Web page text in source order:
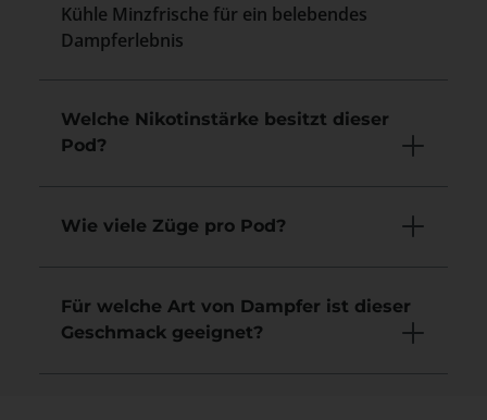
Kühle Minzfrische für ein belebendes
Dampferlebnis
Welche Nikotinstärke besitzt dieser
Pod?
Wie viele Züge pro Pod?
Für welche Art von Dampfer ist dieser
Geschmack geeignet?